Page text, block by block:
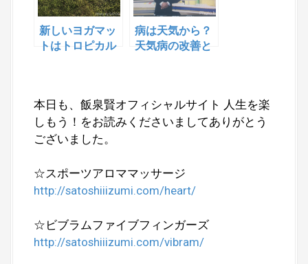
新しいヨガマッ
トはトロピカル
病は天気から？
天気病の改善と
本日も、飯泉賢オフィシャルサイト 人生を楽
しもう！をお読みくださいましてありがとう
ございました。
☆スポーツアロママッサージ
http://satoshiiizumi.com/heart/
☆ビブラムファイブフィンガーズ
http://satoshiiizumi.com/vibram/